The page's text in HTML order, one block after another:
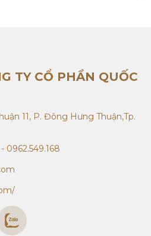
TY CỔ PHẦN QUỐC
11, P. Đông Hưng Thuận,Tp.
0962.549.168